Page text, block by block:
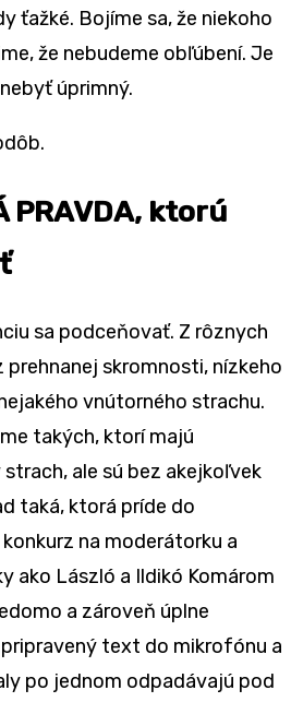
ťažké. Bojíme sa, že niekoho
že nebudeme obľúbení. Je
úprimný.
PRAVDA, ktorú
sa podceňovať. Z rôznych
prehnanej skromnosti, nízkeho
vnútorného strachu.
takých, ktorí majú
ale sú bez akejkoľvek
taká, ktorá príde do
na moderátorku a
ako László a Ildikó Komárom
a zároveň úplne
text do mikrofónu a
po jednom odpadávajú pod